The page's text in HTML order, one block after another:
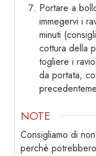
Portare a
immegervi i
minuti
cottura della
togliere i
da portata,
NOTE
Consigliamo di
perchè